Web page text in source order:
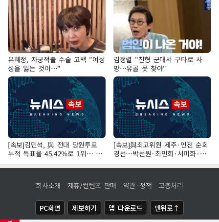
유혜정, 자궁적출 수술 고백 "여성
성을 잃는 것이…"
김정렬 "친형 군대서 구타로 사
망…유골 못 찾아"
[속보]김민석, 與 전대 당원투표
누적 득표율 45.42%로 1위… 정
청래 44.56%
[속보]與최고위원 제주·인천 순회
경선…박선원·최민희·서미화·한
민수·김용 순
회사소개 제휴/컨텐츠 판매 약관·정책 고충처리
PC화면 제보하기 앱 다운로드 맨위로↑